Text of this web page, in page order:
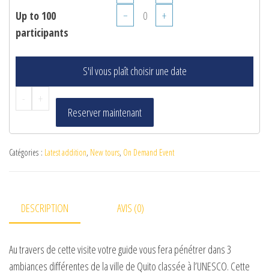
Up to 100
participants
− +
S'il vous plaît choisir une date
-
+
Reserver maintenant
Catégories : Latest addition, New tours, On Demand Event
DESCRIPTION AVIS (0)
Au travers de cette visite votre guide vous fera pénétrer dans 3
ambiances différentes de la ville de Quito classée à l’UNESCO. Cette